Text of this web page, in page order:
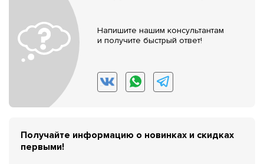
Напишите нашим консультантам
и получите быстрый ответ!
Получайте информацию о новинках и скидках
первыми!